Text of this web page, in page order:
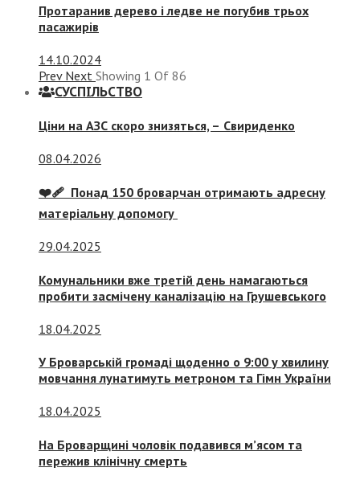
Протаранив дерево і ледве не погубив трьох
пасажирів
14.10.2024
Prev Next Showing 1 Of 86
СУСПIЛЬСТВО
Ціни на АЗС скоро знизяться, – Свириденко
08.04.2026
❤️‍🩹 Понад 150 броварчан отримають адресну
матеріальну допомогу
29.04.2025
Комунальники вже третій день намагаються
пробити засмічену каналізацію на Грушевського
18.04.2025
У Броварській громаді щоденно о 9:00 у хвилину
мовчання лунатимуть метроном та Гімн України
18.04.2025
На Броварщині чоловік подавився м’ясом та
пережив клінічну смерть